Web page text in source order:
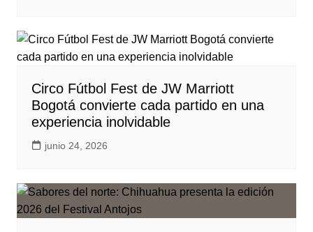
Circo Fútbol Fest de JW Marriott
Bogotá convierte cada partido en una
experiencia inolvidable
junio 24, 2026